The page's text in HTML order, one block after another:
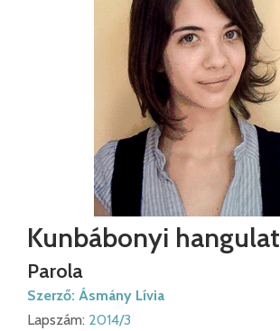
Kunbábonyi hangulat
Parola
Szerző: Ásmány Lívia
Lapszám: 2014/3